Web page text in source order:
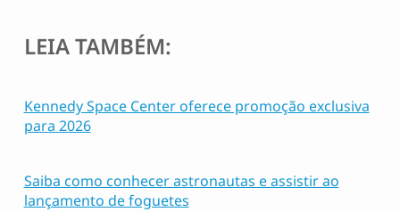
LEIA TAMBÉM:
Kennedy Space Center oferece promoção exclusiva
para 2026
Saiba como conhecer astronautas e assistir ao
lançamento de foguetes